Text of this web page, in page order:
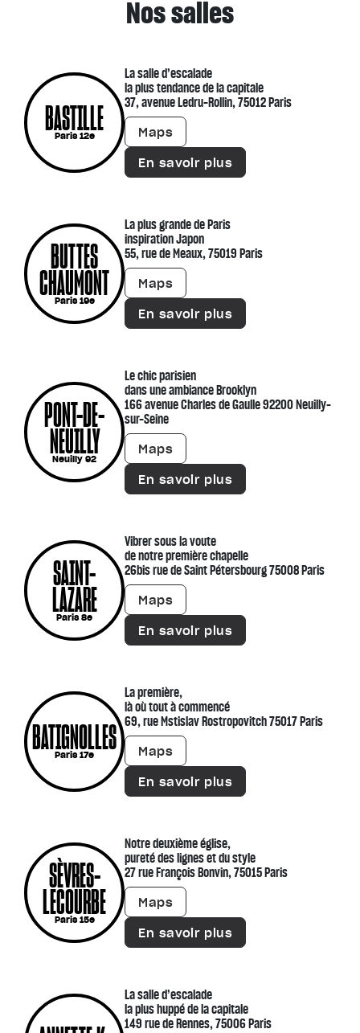
Nos salles
BASTILLE
Paris 12e
La salle d’escalade
la plus tendance de la capitale
37, avenue Ledru-Rollin, 75012 Paris
Maps
En savoir plus
BUTTES
CHAUMONT
Paris 19e
La plus grande de Paris
inspiration Japon
55, rue de Meaux, 75019 Paris
Maps
En savoir plus
PONT-DE-
NEUILLY
Neuilly 92
Le chic parisien
dans une ambiance Brooklyn
166 avenue Charles de Gaulle 92200 Neuilly-
sur-Seine
Maps
En savoir plus
SAINT-
LAZARE
Paris 8e
Vibrer sous la voute
de notre première chapelle
26bis rue de Saint Pétersbourg 75008 Paris
Maps
En savoir plus
BATIGNOLLES
Paris 17e
La première,
là où tout à commencé
69, rue Mstislav Rostropovitch 75017 Paris
Maps
En savoir plus
SÈVRES-
LECOURBE
Paris 15e
Notre deuxième église,
pureté des lignes et du style
27 rue François Bonvin, 75015 Paris
Maps
En savoir plus
La salle d’escalade
la plus huppé de la capitale
149 rue de Rennes, 75006 Paris